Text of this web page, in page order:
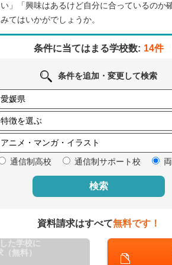
」「興味はあるけど自分に合っているのか
てはいかがでしょうか。
条件に当てはまる学校数: 14件
条件を追加・変更して検索
通信制高校 通信制サポート校
検索
資料請求はすべて無料です！
た学校に
無料）